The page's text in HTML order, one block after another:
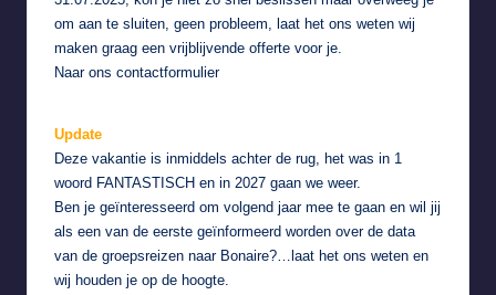
om aan te sluiten, geen probleem, laat het ons weten wij
maken graag een vrijblijvende offerte voor je.
Naar ons contactformulier
Update
Deze vakantie is inmiddels achter de rug, het was in 1
woord FANTASTISCH en in 2027 gaan we weer.
Ben je geïnteresseerd om volgend jaar mee te gaan en wil jij
als een van de eerste geïnformeerd worden over de data
van de groepsreizen naar Bonaire?… laat het ons weten en
wij houden je op de hoogte.